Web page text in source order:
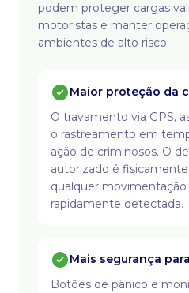
podem proteger cargas
motoristas e manter
ambientes de alto risco.
Maior proteção da
O travamento via GPS,
o rastreamento em
ação de criminosos. O
autorizado é
qualquer movimentação
rapidamente detectada.
Mais segurança
Botões de pânico e